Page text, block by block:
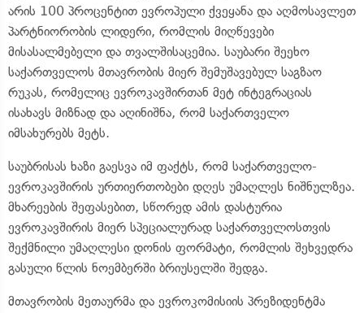
არის 100 პროცენტით ევროპული ქვეყანა და აღმოსავლეთ
პარტნიორობის ლიდერი, რომლის მიღწევები
მისასალმებელი და თვალშისაცემია. საუბარი შეეხო
საქართველოს მთავრობის მიერ შემუშავებულ საგზაო
რუკას, რომელიც ევროკავშირთან მეტ ინტეგრაციას
ისახავს მიზნად და აღინიშნა, რომ საქართველო
იმსახურებს მეტს.
საუბრისას ხაზი გაესვა იმ ფაქტს, რომ საქართველო-
ევროკავშირის ურთიერთობები დღეს უმაღლეს ნიშნულზეა.
მხარეების შეფასებით, სწორედ ამის დასტურია
ევროკავშირის მიერ სპეციალურად საქართველოსთვის
შექმნილი უმაღლესი დონის ფორმატი, რომლის შეხვედრა
გასული წლის ნოემბერში ბრიუსელში შედგა.
მთავრობის მეთაურმა და ევროკომისიის პრეზიდენტმა